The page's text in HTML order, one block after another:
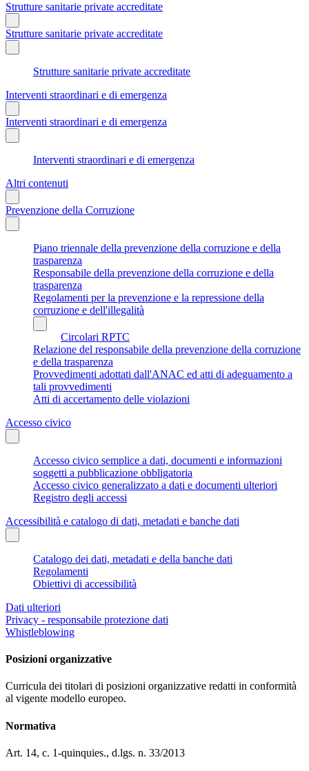
Strutture sanitarie private accreditate
Strutture sanitarie private accreditate
Strutture sanitarie private accreditate
Interventi straordinari e di emergenza
Interventi straordinari e di emergenza
Interventi straordinari e di emergenza
Altri contenuti
Prevenzione della Corruzione
Piano triennale della prevenzione della corruzione e della
trasparenza
Responsabile della prevenzione della corruzione e della
trasparenza
Regolamenti per la prevenzione e la repressione della
corruzione e dell'illegalità
Circolari RPTC
Relazione del responsabile della prevenzione della corruzione
e della trasparenza
Provvedimenti adottati dall'ANAC ed atti di adeguamento a
tali provvedimenti
Atti di accertamento delle violazioni
Accesso civico
Accesso civico semplice a dati, documenti e informazioni
soggetti a pubblicazione obbligatoria
Accesso civico generalizzato a dati e documenti ulteriori
Registro degli accessi
Accessibilità e catalogo di dati, metadati e banche dati
Catalogo dei dati, metadati e della banche dati
Regolamenti
Obiettivi di accessibilità
Dati ulteriori
Privacy - responsabile protezione dati
Whistleblowing
Posizioni organizzative
Curricula dei titolari di posizioni organizzative redatti in conformità
al vigente modello europeo.
Normativa
Art. 14, c. 1-quinquies., d.lgs. n. 33/2013